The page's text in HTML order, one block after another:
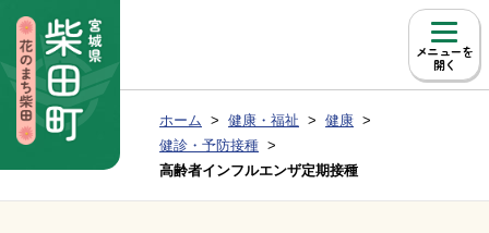
メニュー
Group NAV BreadCrumb
現在位置：
ホーム 健康・福祉
健康
健診・予防接種
高齢者インフルエンザ定期接種